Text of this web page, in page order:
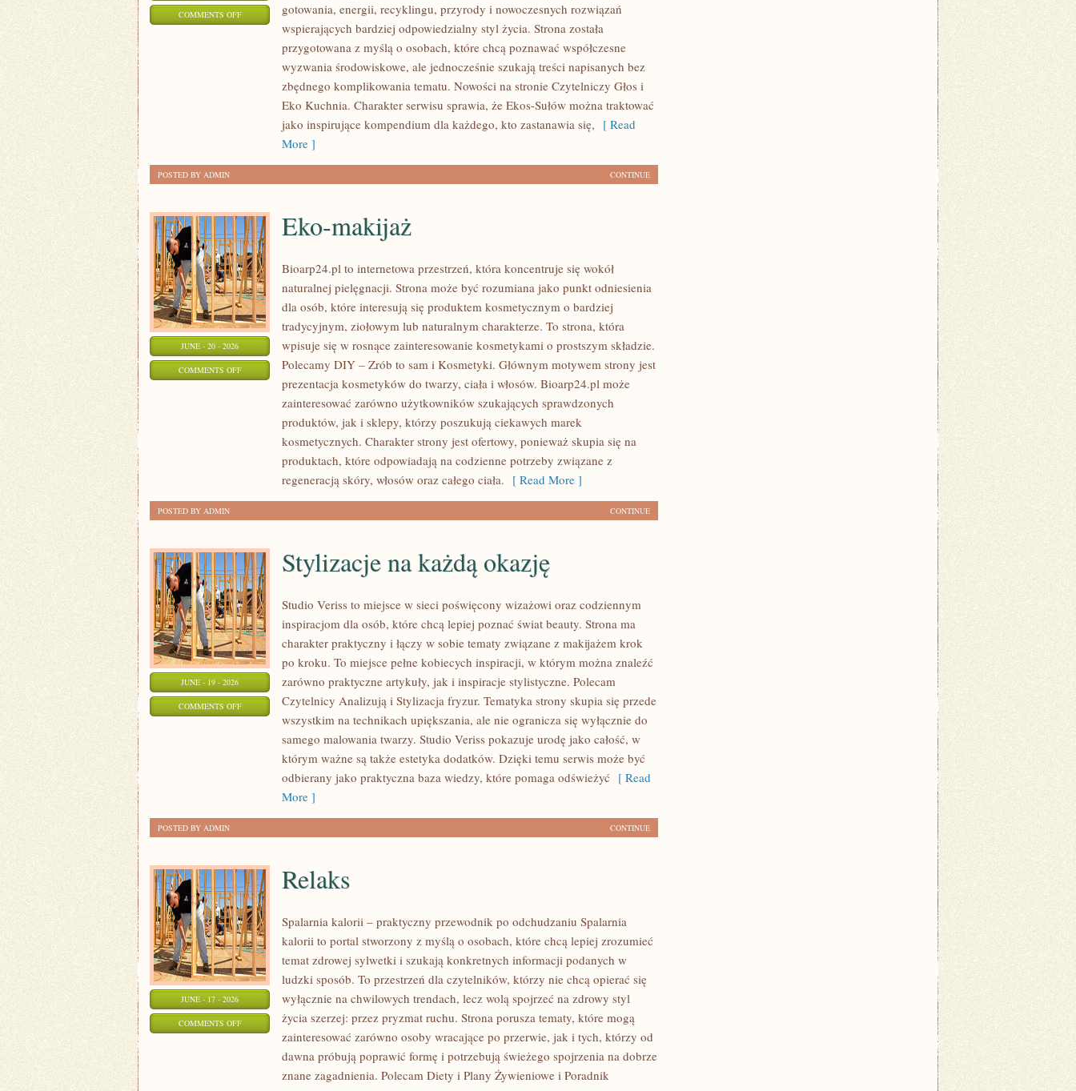
COMMENTS OFFON
gotowania, energii, recyklingu, przyrody i nowoczesnych rozwiązań
wspierających bardziej odpowiedzialny styl życia. Strona została
przygotowana z myślą o osobach, które chcą poznawać współczesne
wyzwania środowiskowe, ale jednocześnie szukają treści napisanych bez
zbędnego komplikowania tematu. Nowości na stronie Czytelniczy Głos i
Eko Kuchnia. Charakter serwisu sprawia, że Ekos-Sułów można traktować
jako inspirujące kompendium dla każdego, kto zastanawia się, [ Read
More ]
CONTINUE
POSTED BY ADMIN
JUNE - 20 - 2026
COMMENTS OFFON
Eko-makijaż
Bioarp24.pl to internetowa przestrzeń, która koncentruje się wokół
naturalnej pielęgnacji. Strona może być rozumiana jako punkt odniesienia
dla osób, które interesują się produktem kosmetycznym o bardziej
tradycyjnym, ziołowym lub naturalnym charakterze. To strona, która
wpisuje się w rosnące zainteresowanie kosmetykami o prostszym składzie.
Polecamy DIY – Zrób to sam i Kosmetyki. Głównym motywem strony jest
prezentacja kosmetyków do twarzy, ciała i włosów. Bioarp24.pl może
zainteresować zarówno użytkowników szukających sprawdzonych
produktów, jak i sklepy, którzy poszukują ciekawych marek
kosmetycznych. Charakter strony jest ofertowy, ponieważ skupia się na
produktach, które odpowiadają na codzienne potrzeby związane z
regeneracją skóry, włosów oraz całego ciała. [ Read More ]
CONTINUE
POSTED BY ADMIN
JUNE - 19 - 2026
COMMENTS OFFON
STYLIZACJE
Stylizacje na każdą okazję
Studio Veriss to miejsce w sieci poświęcony wizażowi oraz codziennym
inspiracjom dla osób, które chcą lepiej poznać świat beauty. Strona ma
charakter praktyczny i łączy w sobie tematy związane z makijażem krok
po kroku. To miejsce pełne kobiecych inspiracji, w którym można znaleźć
zarówno praktyczne artykuły, jak i inspiracje stylistyczne. Polecam
Czytelnicy Analizują i Stylizacja fryzur. Tematyka strony skupia się przede
wszystkim na technikach upiększania, ale nie ogranicza się wyłącznie do
samego malowania twarzy. Studio Veriss pokazuje urodę jako całość, w
którym ważne są także estetyka dodatków. Dzięki temu serwis może być
odbierany jako praktyczna baza wiedzy, które pomaga odświeżyć [ Read
More ]
CONTINUE
POSTED BY ADMIN
JUNE - 17 - 2026
COMMENTS OFFON
Relaks
Spalarnia kalorii – praktyczny przewodnik po odchudzaniu Spalarnia
kalorii to portal stworzony z myślą o osobach, które chcą lepiej zrozumieć
temat zdrowej sylwetki i szukają konkretnych informacji podanych w
ludzki sposób. To przestrzeń dla czytelników, którzy nie chcą opierać się
wyłącznie na chwilowych trendach, lecz wolą spojrzeć na zdrowy styl
życia szerzej: przez pryzmat ruchu. Strona porusza tematy, które mogą
zainteresować zarówno osoby wracające po przerwie, jak i tych, którzy od
dawna próbują poprawić formę i potrzebują świeżego spojrzenia na dobrze
znane zagadnienia. Polecam Diety i Plany Żywieniowe i Poradnik